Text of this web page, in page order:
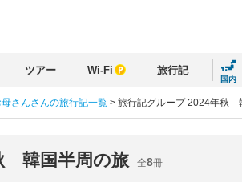
ツアー Wi-Fi 旅行記
国内
さんさんの旅行記一覧 > 旅行記グループ 2024年秋
韓国半周の旅 全8冊